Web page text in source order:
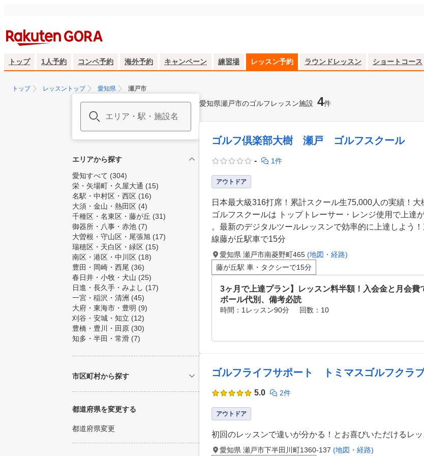
トップ 1人予約 コンペ予約 海外予約 キャンペーン 練習場 レッスン予約 ラウンドレッスン ショートコース
トップ レッスントップ 愛知県 瀬戸市
エリアから探す
愛知すべて (304)
栄・矢場町・久屋大通 (15)
名駅・中村区・西区 (16)
大須・金山・熱田区 (4)
千種区・名東区・藤が丘 (31)
御器所・八事・赤池 (7)
大曽根・守山区・尾張旭 (17)
瑞穂区・天白区・緑区 (15)
南区・港区・中川区 (18)
豊田・岡崎・西尾 (36)
春日井・小牧・犬山 (25)
日進・長久手・みよし (17)
一宮・稲沢・清洲 (45)
大府・東海市・豊明 (9)
刈谷・安城・知立 (12)
豊橋・豊川・田原 (30)
知多・半田・常滑 (7)
市区町村から探す
都道府県を変更する
都道府県変更
愛知県瀬戸市のゴルフレッスン施設 4件
ゴルフ倶楽部大樹 瀬戸 ゴルフスクール
- 1件
アウトドア
日本最大級316打席！累計スクール生75,000人の実績！大
ゴルフスクールは トップトレーサー・レンジ使用で上達
。最新のデジタルツールレッスンで効率的に上達しよう
線藤が丘駅車で15分
愛知県 瀬戸市南菱野町465 (地図・経路)
藤が丘駅 車・タクシーで15分
3ヶ月で上達プラン】レッスン料半額！入会金と月会
ボール代別、備考必読
時間：1レッスン90分 回数：10
ゴルフライフサポート トミマスゴルフクラ
5.0 2件
アウトドア
初回のレッスンで違いが分かる！とお喜びいただけるレ
愛知県 瀬戸市下半田川町1360-137 (地図・経路)